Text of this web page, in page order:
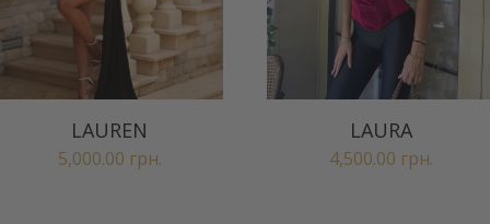
LAUREN
5,000.00 грн.
LAURA
4,500.00 грн.